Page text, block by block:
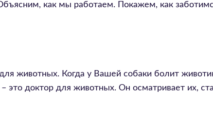
как мы работаем. Покажем, как
животных. Когда у Вашей собаки болит
это доктор для животных. Он осматривает их,